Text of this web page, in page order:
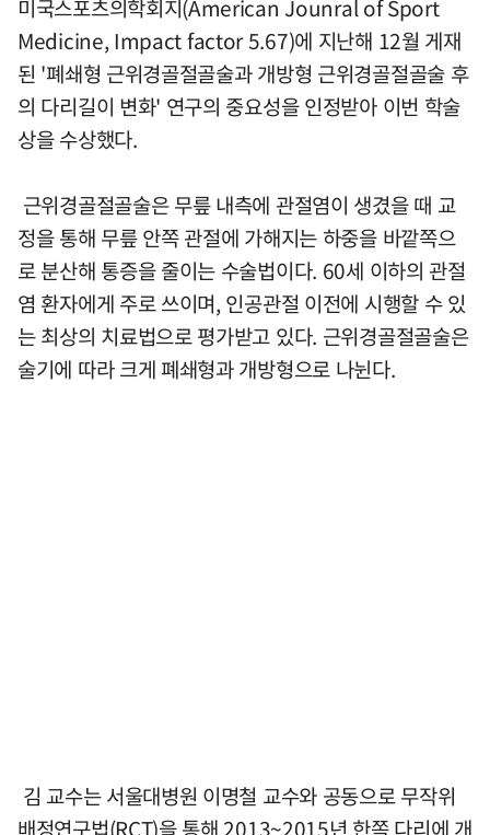
미국스포츠의학회지(American Jounral of Sport
Medicine, Impact factor 5.67)에 지난해 12월 게재
된 '폐쇄형 근위경골절골술과 개방형 근위경골절골술 후
의 다리길이 변화' 연구의 중요성을 인정받아 이번 학술
상을 수상했다.
근위경골절골술은 무릎 내측에 관절염이 생겼을 때 교
정을 통해 무릎 안쪽 관절에 가해지는 하중을 바깥쪽으
로 분산해 통증을 줄이는 수술법이다. 60세 이하의 관절
염 환자에게 주로 쓰이며, 인공관절 이전에 시행할 수 있
는 최상의 치료법으로 평가받고 있다. 근위경골절골술은
술기에 따라 크게 폐쇄형과 개방형으로 나뉜다.
김 교수는 서울대병원 이명철 교수와 공동으로 무작위
배정연구법(RCT)을 통해 2013~2015년 한쪽 다리에 개